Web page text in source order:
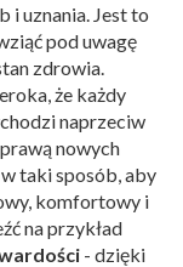
i uznania. Jest to
pod uwagę
zdrowia.
że każdy
naprzeciw
nowych
taki sposób, aby
komfortowy i
na przykład
- dzięki